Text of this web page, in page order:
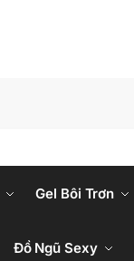
Gel Bôi Trơn
Đồ Ngũ Sexy